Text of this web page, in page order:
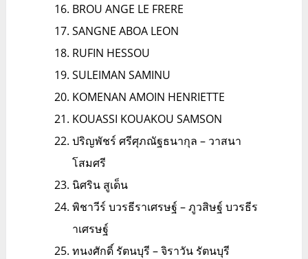
BROU ANGE LE FRERE
SANGNE ABOA LEON
RUFIN HESSOU
SULEIMAN SAMINU
KOMENAN AMOIN HENRIETTE
KOUASSI KOUAKOU SAMSON
ปริญพัชร์ ศรีศุภณัฐธนากุล – วาสนา
โสมศรี
นิศริน สูเด็น
พิชาวีร์ บวรธีราเศรษฐ์ – ภูวสิษฐ์ บวรธีร
าเศรษฐ์
ทนงศักดิ์ รัตนบุรี – จิราวัน รัตนบุรี